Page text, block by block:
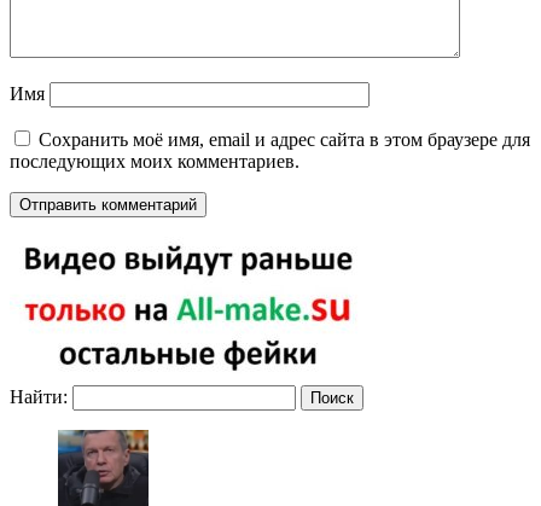
Имя
Сохранить моё имя, email и адрес сайта в этом браузере для
последующих моих комментариев.
Найти: